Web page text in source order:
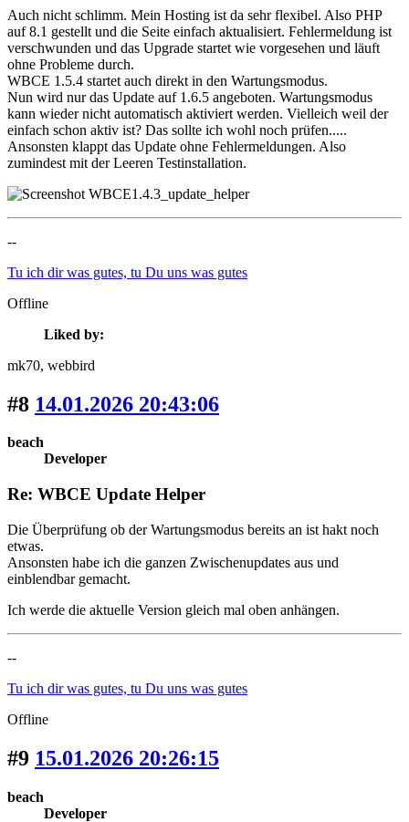
Auch nicht schlimm. Mein Hosting ist da sehr flexibel. Also PHP
auf 8.1 gestellt und die Seite einfach aktualisiert. Fehlermeldung ist
verschwunden und das Upgrade startet wie vorgesehen und läuft
ohne Probleme durch.
WBCE 1.5.4 startet auch direkt in den Wartungsmodus.
Nun wird nur das Update auf 1.6.5 angeboten. Wartungsmodus
kann wieder nicht automatisch aktiviert werden. Vielleich weil der
einfach schon aktiv ist? Das sollte ich wohl noch prüfen.....
Ansonsten klappt das Update ohne Fehlermeldungen. Also
zumindest mit der Leeren Testinstallation.
--
Tu ich dir was gutes, tu Du uns was gutes
Offline
Liked by:
mk70, webbird
#8 14.01.2026 20:43:06
beach
Developer
Re: WBCE Update Helper
Die Überprüfung ob der Wartungsmodus bereits an ist hakt noch
etwas.
Ansonsten habe ich die ganzen Zwischenupdates aus und
einblendbar gemacht.
Ich werde die aktuelle Version gleich mal oben anhängen.
--
Tu ich dir was gutes, tu Du uns was gutes
Offline
#9 15.01.2026 20:26:15
beach
Developer